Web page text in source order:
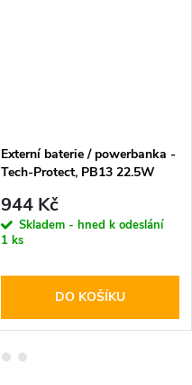
Externí baterie / powerbanka -
Tech-Protect, PB13 22.5W
944 Kč
Skladem - hned k odeslání
1 ks
DO KOŠÍKU